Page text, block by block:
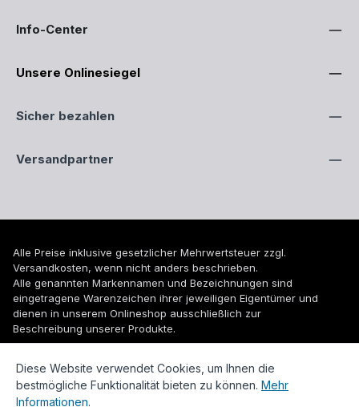
Info-Center
Unsere Onlinesiegel
Sicher bezahlen
Versandpartner
Alle Preise inklusive gesetzlicher Mehrwertsteuer zzgl.
Versandkosten, wenn nicht anders beschrieben.
Alle genannten Markennamen und Bezeichnungen sind
eingetragene Warenzeichen ihrer jeweiligen Eigentümer und
dienen in unserem Onlineshop ausschließlich zur
Beschreibung unserer Produkte.
© 2026 WUH24.de - Weigel und Unger Heizungs- und
Sanitärtechnik GmbH
Diese Website verwendet Cookies, um Ihnen die
bestmögliche Funktionalität bieten zu können. Mehr
Informationen.